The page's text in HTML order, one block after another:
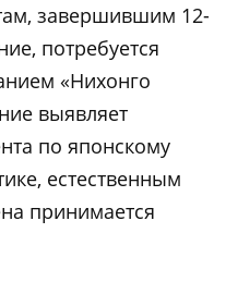
завершившим 12-
потребуется
«Нихонго
выявляет
по японскому
естественным
принимается